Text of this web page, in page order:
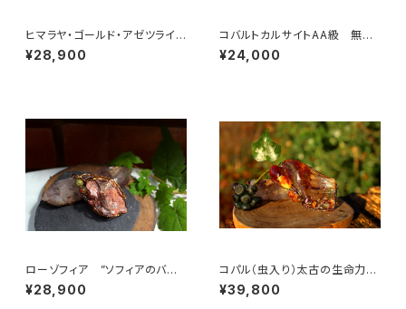
ヒマラヤ・ゴールド・アゼツライ
ト 魂の目覚め、「ゴールデン・ラ
イトの降下」
¥28,900
コバルトカルサイトAA級 無条
件の愛と許しの石 美しくなり
たい女性の為に
¥24,000
ローゾフィア ”ソフィアのバラ”
世界の調和、愛、美の意識、真実
¥28,900
コパル（虫入り）太古の生命力
集中力 粘り強さ 邪気を払う
¥39,800